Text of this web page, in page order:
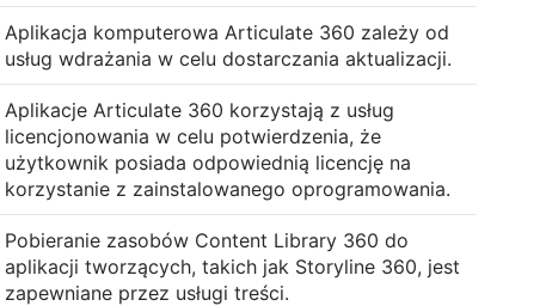
Aplikacja komputerowa Articulate 360 zależy od
usług wdrażania w celu dostarczania aktualizacji.
Aplikacje Articulate 360 korzystają z usług
licencjonowania w celu potwierdzenia, że
użytkownik posiada odpowiednią licencję na
korzystanie z zainstalowanego oprogramowania.
Pobieranie zasobów Content Library 360 do
aplikacji tworzących, takich jak Storyline 360, jest
zapewniane przez usługi treści.